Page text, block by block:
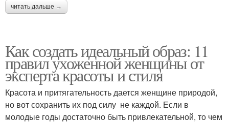
читать дальше →
Как создать идеальный образ: 11
правил ухоженной женщины от
эксперта красоты и стиля
Красота и притягательность дается женщине природой,
но вот сохранить их под силу не каждой. Если в
молодые годы достаточно быть привлекательной, то чем